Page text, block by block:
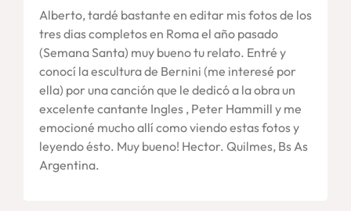
Alberto, tardé bastante en editar mis fotos de los
tres dias completos en Roma el año pasado
(Semana Santa) muy bueno tu relato. Entré y
conocí la escultura de Bernini (me interesé por
ella) por una canción que le dedicó a la obra un
excelente cantante Ingles , Peter Hammill y me
emocioné mucho allí como viendo estas fotos y
leyendo ésto. Muy bueno! Hector. Quilmes, Bs As
Argentina.